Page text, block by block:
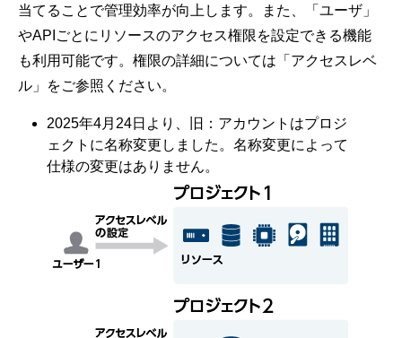
当てることで管理効率が向上します。また、「ユーザ」
やAPIごとにリソースのアクセス権限を設定できる機能
も利用可能です。権限の詳細については「 アクセスレベ
ル 」をご参照ください。
2025年4月24日より、旧：アカウントはプロジ
ェクトに名称変更しました。名称変更によって
仕様の変更はありません。